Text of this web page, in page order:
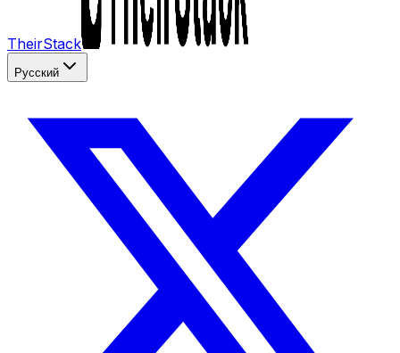
TheirStack
Русский